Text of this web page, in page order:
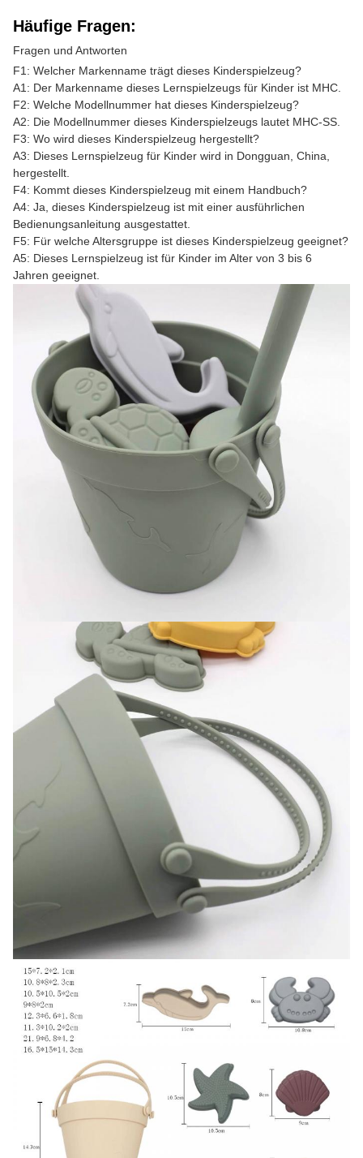
Häufige Fragen:
Fragen und Antworten
F1: Welcher Markenname trägt dieses Kinderspielzeug?
A1: Der Markenname dieses Lernspielzeugs für Kinder ist MHC.
F2: Welche Modellnummer hat dieses Kinderspielzeug?
A2: Die Modellnummer dieses Kinderspielzeugs lautet MHC-SS.
F3: Wo wird dieses Kinderspielzeug hergestellt?
A3: Dieses Lernspielzeug für Kinder wird in Dongguan, China,
hergestellt.
F4: Kommt dieses Kinderspielzeug mit einem Handbuch?
A4: Ja, dieses Kinderspielzeug ist mit einer ausführlichen
Bedienungsanleitung ausgestattet.
F5: Für welche Altersgruppe ist dieses Kinderspielzeug geeignet?
A5: Dieses Lernspielzeug ist für Kinder im Alter von 3 bis 6
Jahren geeignet.